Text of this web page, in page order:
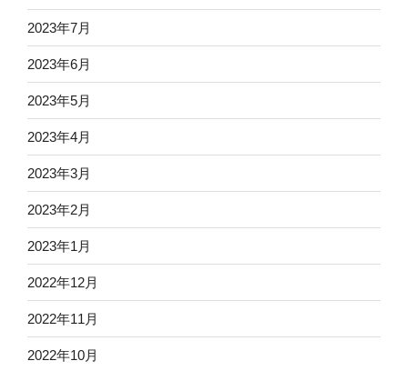
2023年7月
2023年6月
2023年5月
2023年4月
2023年3月
2023年2月
2023年1月
2022年12月
2022年11月
2022年10月